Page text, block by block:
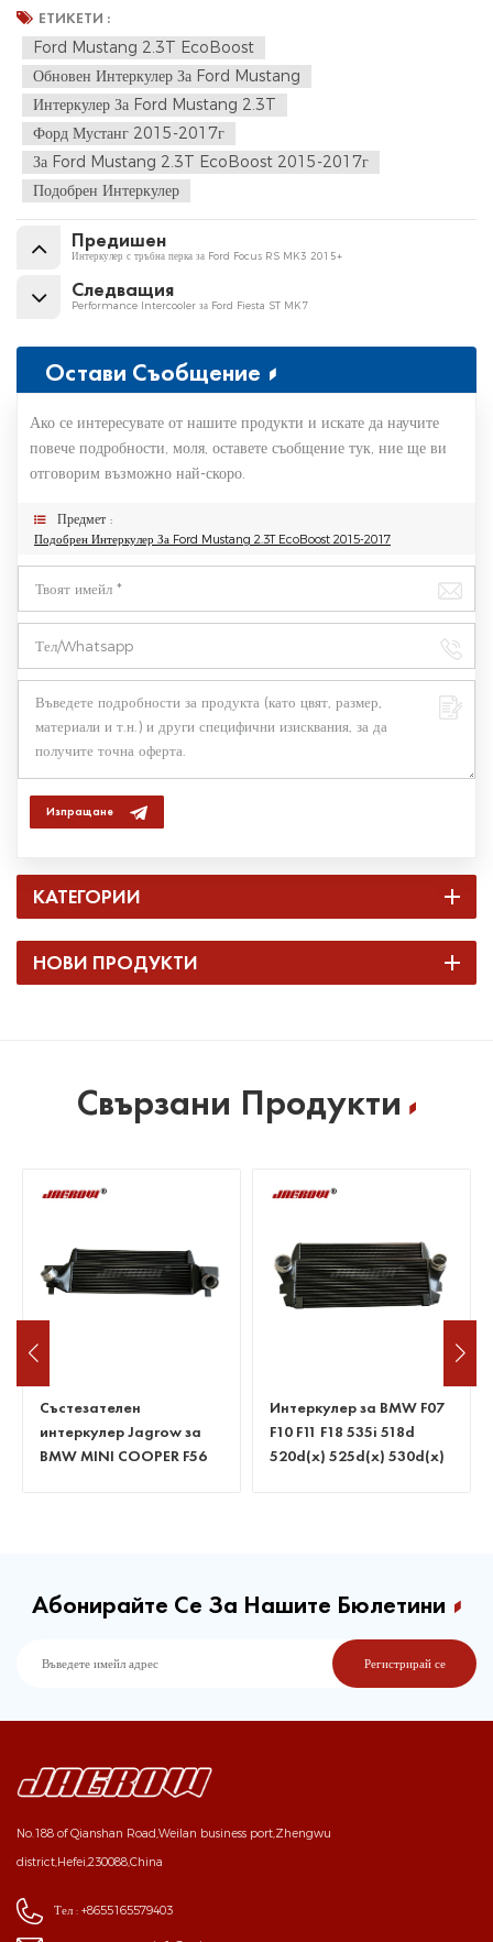
ЕТИКЕТИ :
Ford Mustang 2.3T EcoBoost
Обновен Интеркулер За Ford Mustang
Интеркулер За Ford Mustang 2.3T
Форд Мустанг 2015-2017г
За Ford Mustang 2.3T EcoBoost 2015-2017г
Подобрен Интеркулер
Предишен
Интеркулер с тръбна перка за Ford Focus RS MK3 2015+
Следващия
Performance Intercooler за Ford Fiesta ST MK7
Остави Съобщение
Ако се интересувате от нашите продукти и искате да научите
повече подробности, моля, оставете съобщение тук, ние ще ви
отговорим възможно най-скоро.
Предмет :
Подобрен Интеркулер За Ford Mustang 2.3T EcoBoost 2015-2017
Изпращане
КАТЕГОРИИ
НОВИ ПРОДУКТИ
Свързани Продукти
Интеркулер за BMW F07
F10 F11 F18 535i 518d
520d(x) 525d(x) 530d(x)
Интеркулер за BMW
525d E60 E61 530d 535d
635d E63 E64
Абонирайте Се За Нашите Бюлетини
No.188 of Qianshan Road,Weilan business port,Zhengwu
district,Hefei,230088,China
Тел : +8655165579403